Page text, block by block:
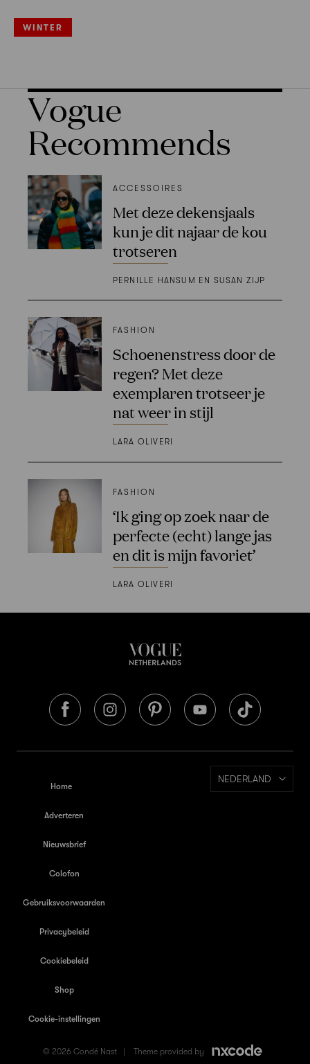
WINTER
Vogue
Recommends
ACCESSOIRES
Met deze dekensjaals
kun je dit najaar de kou
trotseren
PERNILLE HANSUM EN SUSAN ZIJP
FASHION
Schoenenstress door de
regen? Met deze
exemplaren trotseer je
nat weer in stijl
LARA OLIVERI
FASHION
‘Ik ging op zoek naar de
perfecte (echt) lange jas
en dit is mijn favoriet’
LARA OLIVERI
Home
Adverteren
Nieuwsbrief
Colofon
Gebruiksvoorwaarden
Privacybeleid
Cookiebeleid
Shop
Cookie-instellingen
NEDERLAND
© 2026 Condé Nast | Theme provided by